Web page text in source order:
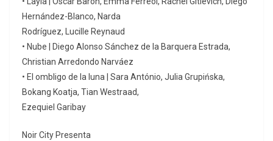
Hernández-Blanco, Narda
Rodríguez, Lucille Reynaud
• Nube | Diego Alonso Sánchez de la Barquera Estrada,
Christian Arredondo Narváez
• El ombligo de la luna | Sara António, Julia Grupińska,
Bokang Koatja, Tian Westraad,
Ezequiel Garibay
Noir City Presenta